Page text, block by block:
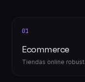
01
Ecommerce
Tiendas online